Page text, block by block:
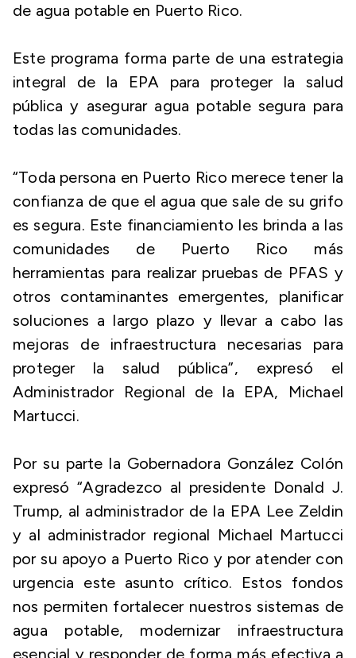
de agua potable en Puerto Rico.
Este programa forma parte de una estrategia
integral de la EPA para proteger la salud
pública y asegurar agua potable segura para
todas las comunidades.
“Toda persona en Puerto Rico merece tener la
confianza de que el agua que sale de su grifo
es segura. Este financiamiento les brinda a las
comunidades de Puerto Rico más
herramientas para realizar pruebas de PFAS y
otros contaminantes emergentes, planificar
soluciones a largo plazo y llevar a cabo las
mejoras de infraestructura necesarias para
proteger la salud pública”, expresó el
Administrador Regional de la EPA, Michael
Martucci.
Por su parte la Gobernadora González Colón
expresó “Agradezco al presidente Donald J.
Trump, al administrador de la EPA Lee Zeldin
y al administrador regional Michael Martucci
por su apoyo a Puerto Rico y por atender con
urgencia este asunto crítico. Estos fondos
nos permiten fortalecer nuestros sistemas de
agua potable, modernizar infraestructura
esencial y responder de forma más efectiva a